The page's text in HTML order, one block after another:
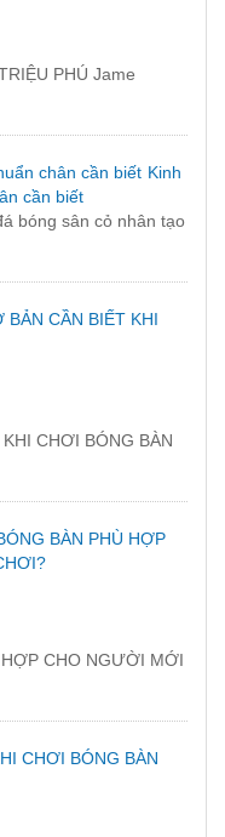
PHÚ Jame
Kinh
cần biết
bóng sân cỏ nhân tạo
BẢN CẦN BIẾT KHI
CHƠI BÓNG BÀN
BÀN PHÙ HỢP
CHO NGƯỜI MỚI
CHƠI BÓNG BÀN